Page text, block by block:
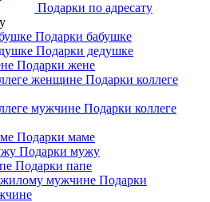
Подарки по адресату
Подарки бабушке
Подарки дедушке
Подарки жене
Подарки коллеге
Подарки коллеге
Подарки маме
Подарки мужу
Подарки папе
Подарки